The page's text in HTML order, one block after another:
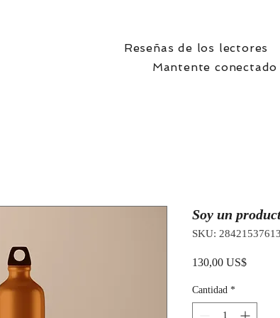
Reseñas de los lectores
Mantente conectado
Soy un
SKU:
130,00 US$Precio
Cantidad *